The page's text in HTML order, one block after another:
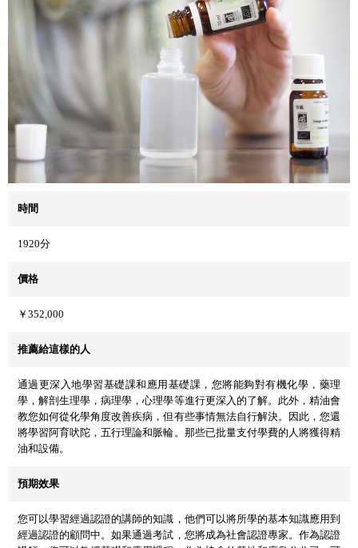
時間
1920分
價格
￥352,000
推薦給這樣的人
通過更深入地學習基礎課和應用基礎課，您將能夠對有機化學，藥理
學，解剖生理學，病理學，心理學等進行更深入的了解。此外，精油會
教您如何從化學角度改善疾病，但有些事情無法自行解決。因此，您還
將學習阿育吠陀，五行理論和脈輪。那些已批量支付學費的人將獲得精
油和設備。
預期效果
您可以學習經過認證的講師的知識，他們可以將所學的基本知識應用到
經過認證的顧問中。如果通過考試，您將成為社會認證專家。作為認證